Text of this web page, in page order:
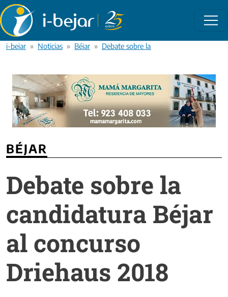
Pasar al contenido principal
i-bejar Noticias Béjar Debate sobre la candidatura Béjar al
BÉJAR
Debate sobre la
candidatura Béjar
al concurso
Driehaus 2018